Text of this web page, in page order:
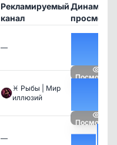
Рекламируемый
канал
Динамика
—
♓ Рыбы | Мир
иллюзий
—